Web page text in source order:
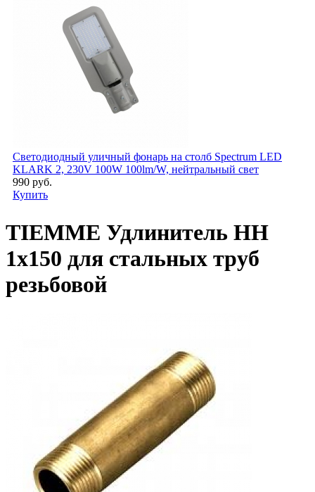
Светодиодный уличный фонарь на столб Spectrum LED
KLARK 2, 230V 100W 100lm/W, нейтральный свет
990 руб.
Купить
TIEMME Удлинитель НН
1х150 для стальных труб
резьбовой